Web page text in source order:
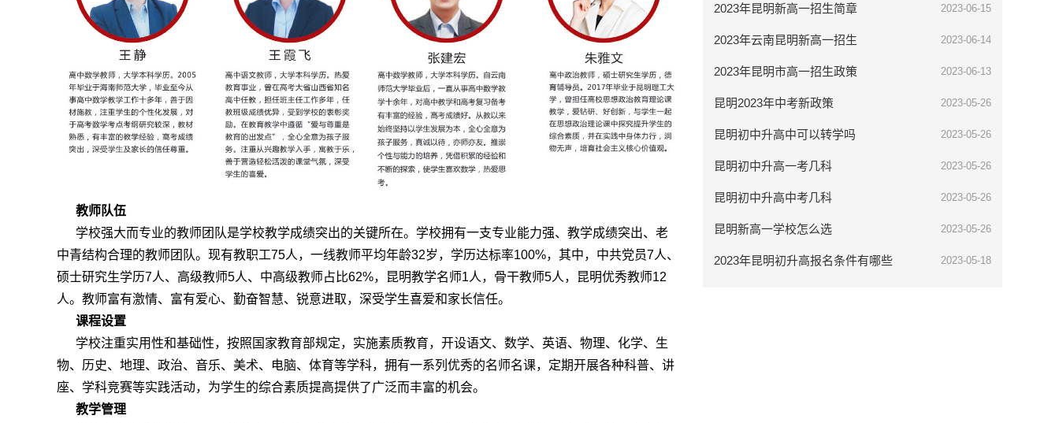
教师队伍
学校强大而专业的教师团队是学校教学成绩突出的关键所在。学校拥有一支专业能力强、教学成绩突出、老
中青结构合理的教师团队。现有教职工75人，一线教师平均年龄32岁，学历达标率100%，其中，中共党员7人、
硕士研究生学历7人、高级教师5人、中高级教师占比62%，昆明教学名师1人，骨干教师5人，昆明优秀教师12
人。教师富有激情、富有爱心、勤奋智慧、锐意进取，深受学生喜爱和家长信任。
课程设置
学校注重实用性和基础性，按照国家教育部规定，实施素质教育，开设语文、数学、英语、物理、化学、生
物、历史、地理、政治、音乐、美术、电脑、体育等学科，拥有一系列优秀的名师名课，定期开展各种科普、讲
座、学科竞赛等实践活动，为学生的综合素质提高提供了广泛而丰富的机会。
教学管理
2023年昆明新高一招生简章 2023-06-15
2023年云南昆明新高一招生 2023-06-14
2023年昆明市高一招生政策 2023-06-13
昆明2023年中考新政策 2023-05-26
昆明初中升高中可以转学吗 2023-05-26
昆明初中升高一考几科 2023-05-26
昆明初中升高中考几科 2023-05-26
昆明新高一学校怎么选 2023-05-26
2023年昆明初升高报名条件有哪些 2023-05-18